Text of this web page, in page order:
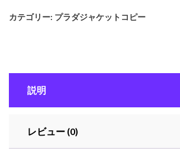
ラ
パ
コ
PRADA
カテゴリー: プラダジャケットコピー
説明
レビュー (0)